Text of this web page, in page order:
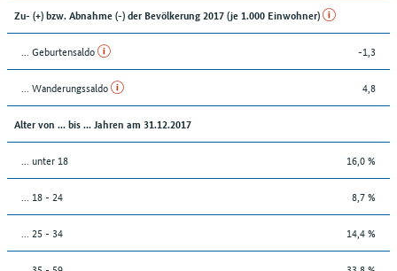
Zu- (+) bzw. Abnahme (-) der Bevölkerung 2017 (je 1.000 Einwohner)
... Geburtensaldo -1,3
... Wanderungssaldo 4,8
Alter von ... bis ... Jahren am 31.12.2017
... unter 18 16,0 %
... 18 - 24 8,7 %
... 25 - 34 14,4 %